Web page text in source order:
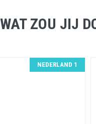
ZOU JIJ
NEDERLAND 1